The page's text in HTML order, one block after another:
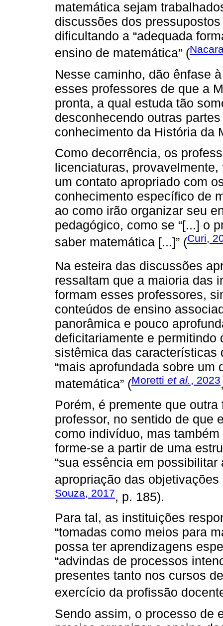
matemática sejam
discussões dos
dificultando a “adequada
ensino de matemática” (
Nesse caminho, dão ênfase
esses professores de que a
pronta, a qual estuda tão
desconhecendo outras
conhecimento da História da
Como decorrência, os
licenciaturas,
um contato apropriado com
conhecimento específico de
ao como irão organizar seu
pedagógico, como se “[...] o
saber matemática [...]” (Curi,
Na esteira das discussões
ressaltam que a maioria das
formam esses professores,
conteúdos de ensino
panorâmica e pouco
deficitariamente e permitindo
sistêmica das características
“mais aprofundada sobre um
matemática” (Moretti et al., 2023
Porém, é premente que
professor, no sentido de que
como indivíduo, mas
forme-se a partir de uma
“sua essência em
apropriação das
Souza, 2017, p. 185).
Para tal, as instituições
“tomadas como meios para
possa ter aprendizagens
“advindas de processos
presentes tanto nos cursos
exercício da profissão
Sendo assim, o processo de